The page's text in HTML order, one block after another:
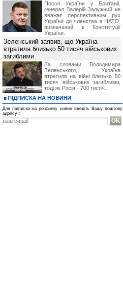
Посол України у Британії,
генерал Валерій Залужний не
вважає перспективним рух
України до членства в НАТО,
визначений в Конституції
України.
Зеленський заявив, що Україна
втратила близько 50 тисяч військових
загиблими
За словами Володимира
Зеленського, Україна
втратила на війні близько 50
тисяч військових загиблими,
тоді як Росія - 700 тисяч.
ПІДПИСКА НА НОВИНИ
Для підписки на розсилку новин введіть Вашу поштову
адресу :